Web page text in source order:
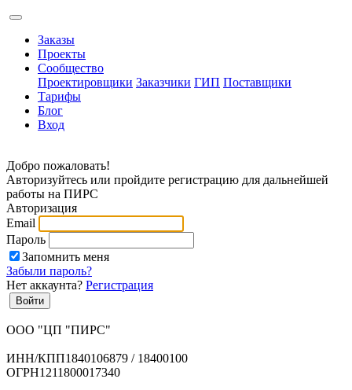
Заказы
Проекты
Сообщество
Проектировщики Заказчики ГИП Поставщики
Тарифы
Блог
Вход
Добро пожаловать!
Авторизуйтесь или пройдите регистрацию для дальнейшей
работы на ПИРС
Авторизация
Email
Пароль
Запомнить меня
Забыли пароль?
Нет аккаунта? Регистрация
Войти
ООО "ЦП "ПИРС"
ИНН/КПП1840106879 / 18400100
ОГРН1211800017340